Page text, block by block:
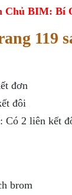
Chủ BIM: Bí
119
đơn
đôi
2 liên kết
brom